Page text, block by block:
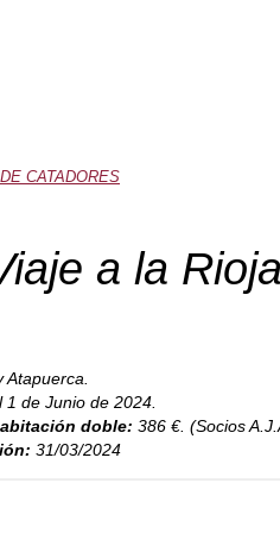
CATADORES
a la Rioja
Atapuerca.
de Junio de 2024.
doble: 386 €. (Socios
31/03/2024